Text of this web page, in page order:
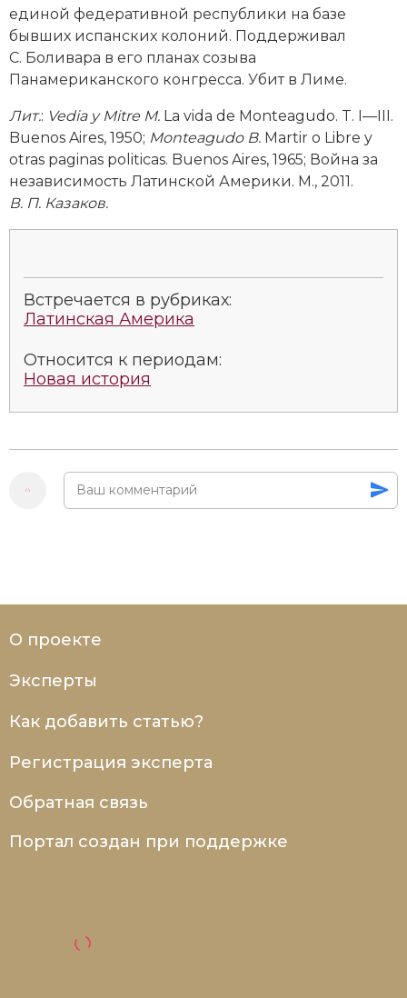
Революции и народные движения
Религия и церковь
Россия
Северная Америка
Социально-экономическая история
Специальные исторические дисциплины
СССР
Южная Америка
единой федеративной республики на базе
бывших испанских колоний. Поддерживал
С. Боливара в его планах созыва
Панамериканского конгресса. Убит в Лиме.
Лит.: Vedia y Mitre M. La vida de Monteagudo. T. I—III.
Buenos Aires, 1950; Monteagudo B. Martir o Libre y
otras paginas politicas. Buenos Aires, 1965; Война за
независимость Латинской Америки. М., 2011.
В. П. Казаков.
Встречается в рубриках:
Латинская Америка
Относится к периодам:
Новая история
О проекте
Эксперты
Как добавить статью?
Регистрация эксперта
Обратная связь
Портал создан при поддержке